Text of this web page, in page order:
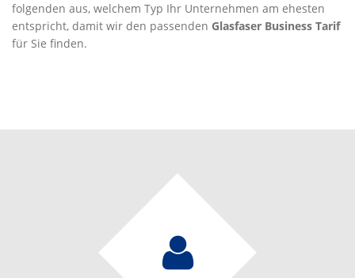
folgenden aus, welchem Typ Ihr Unternehmen am ehesten
entspricht, damit wir den passenden Glasfaser Business Tarif
für Sie finden.